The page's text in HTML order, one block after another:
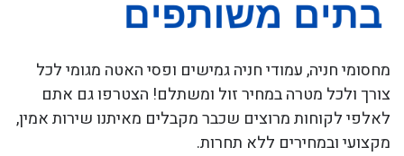
מחסומי חניה, עמודי חניה גמישים ופסי האטה מגומי לכל
צורך ולכל מטרה במחיר זול ומשתלם! הצטרפו גם אתם
לאלפי לקוחות מרוצים שכבר מקבלים מאיתנו שירות אמין,
מקצועי ובמחירים ללא תחרות.